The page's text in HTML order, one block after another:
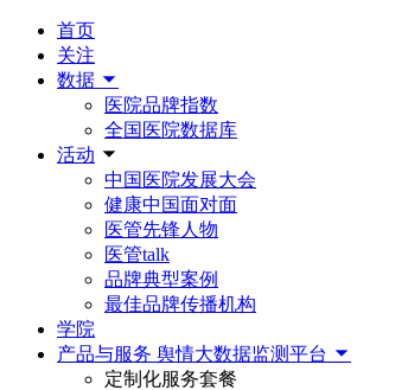
首页
关注
数据
医院品牌指数
全国医院数据库
活动
中国医院发展大会
健康中国面对面
医管先锋人物
医管talk
品牌典型案例
最佳品牌传播机构
学院
产品与服务 舆情大数据监测平台
定制化服务套餐